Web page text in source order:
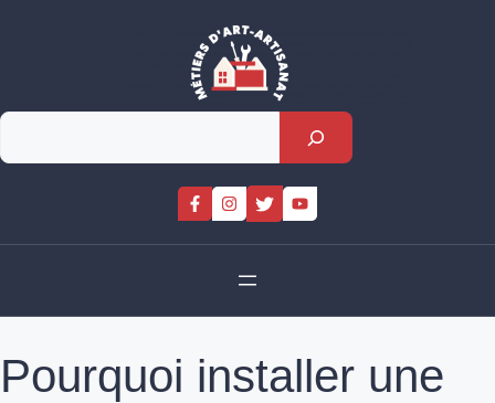
Rechercher
Pourquoi installer une